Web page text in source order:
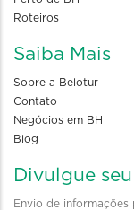
Roteiros
Saiba Mais
Sobre a Belotur
Contato
Negócios em BH
Blog
Divulgue
Envio de